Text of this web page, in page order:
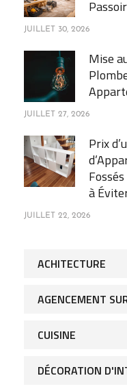
Prix
Fossés
à
JUILLET 22, 2026
ACHITECTURE
AGENCEMENT SUR
CUISINE
DÉCORATION
DESIGN
MEUBLE SUR